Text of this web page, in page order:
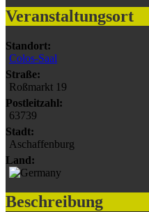
Veranstaltungsort
Standort:
Colos-Saal
Straße:
Roßmarkt 19
Postleitzahl:
63739
Stadt:
Aschaffenburg
Land:
Beschreibung